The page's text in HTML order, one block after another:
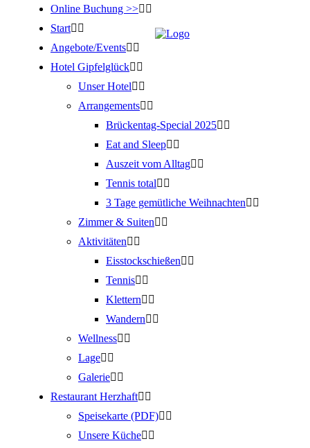
Online Buchung >>
Start
Angebote/Events
Hotel Gipfelglück
Unser Hotel
Arrangements
Brückentag-Special 2025
Eat and Sleep
Auszeit vom Alltag
Tennis total
3 Tage gemütliche Weihnachten
Zimmer & Suiten
Aktivitäten
Eisstockschießen
Tennis
Klettern
Wandern
Wellness
Lage
Galerie
Restaurant Herzhaft
Speisekarte (PDF)
Unsere Küche